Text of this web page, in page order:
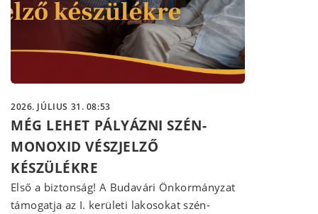
2026. JÚLIUS 31. 08:53
MÉG LEHET PÁLYÁZNI SZÉN-
MONOXID VÉSZJELZŐ
KÉSZÜLÉKRE
Első a biztonság! A Budavári Önkormányzat
támogatja az I. kerületi lakosokat szén-